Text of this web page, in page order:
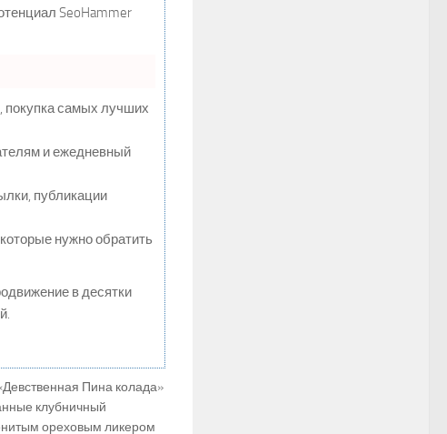
SeoHammer
покупка самых лучших
и ежедневный
публикации
нужно обратить
в десятки
Пина колада»
клубничный
ореховым ликером